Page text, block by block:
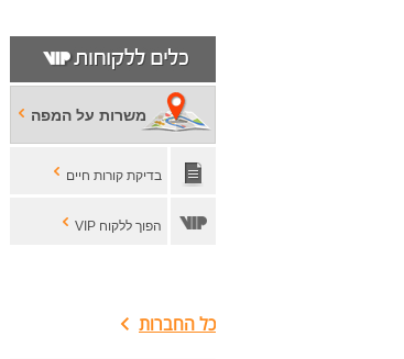
משרות על המפה
בדיקת קורות חיים
הפוך ללקוח VIP
כל החברות